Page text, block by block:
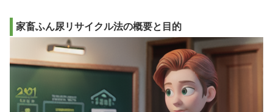
家畜ふん尿リサイクル法の概要と目的